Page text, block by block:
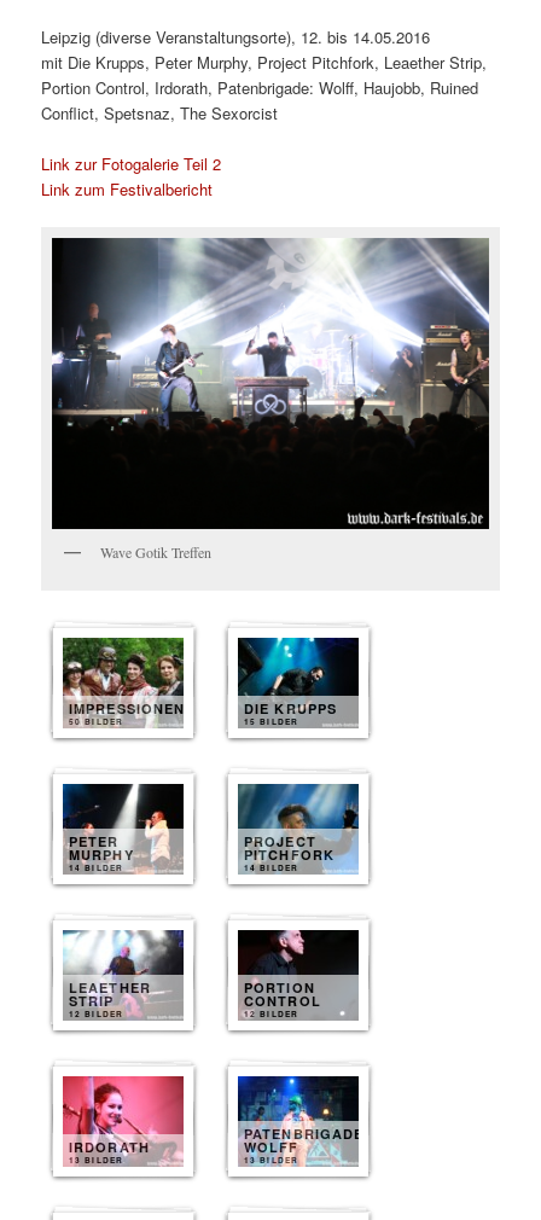
Leipzig (diverse Veranstaltungsorte), 12. bis 14.05.2016
mit Die Krupps, Peter Murphy, Project Pitchfork, Leaether Strip,
Portion Control, Irdorath, Patenbrigade: Wolff, Haujobb, Ruined
Conflict, Spetsnaz, The Sexorcist
Link zur Fotogalerie Teil 2
Link zum Festivalbericht
Wave Gotik Treffen
IMPRESSIONEN
50 BILDER
DIE KRUPPS
15 BILDER
PETER
MURPHY
14 BILDER
PROJECT
PITCHFORK
14 BILDER
LEAETHER
STRIP
12 BILDER
PORTION
CONTROL
12 BILDER
IRDORATH
13 BILDER
PATENBRIGADE
WOLFF
13 BILDER